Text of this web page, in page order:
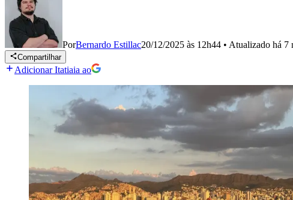
PorBernardo Estillac20/12/2025 às 12h44 • Atualizado há 7
Compartilhar
Adicionar Itatiaia ao